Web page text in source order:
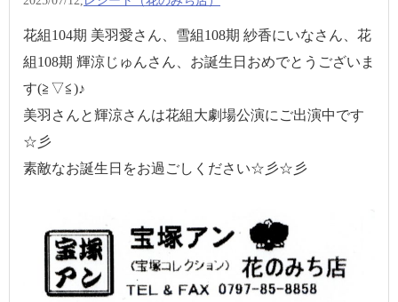
花組104期 美羽愛さん、雪組108期 紗香にいなさん、花
組108期 輝涼じゅんさん、お誕生日おめでとうございま
す(≧▽≦)♪
美羽さんと輝涼さんは花組大劇場公演にご出演中です
☆彡
素敵なお誕生日をお過ごしください☆彡☆彡